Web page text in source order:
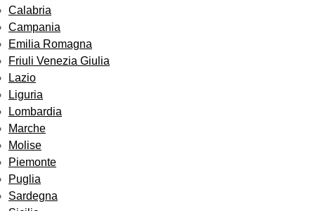
Calabria
Campania
Emilia Romagna
Friuli Venezia Giulia
Lazio
Liguria
Lombardia
Marche
Molise
Piemonte
Puglia
Sardegna